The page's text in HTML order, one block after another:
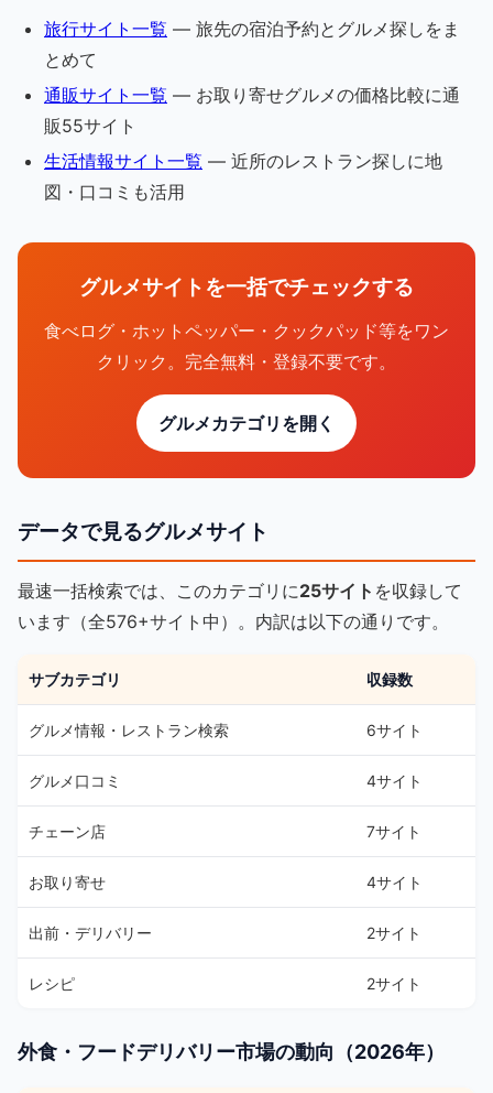
旅行サイト一覧 — 旅先の宿泊予約とグルメ探しをま
とめて
通販サイト一覧 — お取り寄せグルメの価格比較に通
販55サイト
生活情報サイト一覧 — 近所のレストラン探しに地
図・口コミも活用
グルメサイトを一括でチェックする
食べログ・ホットペッパー・クックパッド等をワン
クリック。完全無料・登録不要です。
グルメカテゴリを開く
データで見るグルメサイト
最速一括検索では、このカテゴリに25サイト を収録して
います（全576+サイト中）。内訳は以下の通りです。
サブカテゴリ 収録数
グルメ情報・レストラン検索 6サイト
グルメ口コミ 4サイト
チェーン店 7サイト
お取り寄せ 4サイト
出前・デリバリー 2サイト
レシピ 2サイト
外食・フードデリバリー市場の動向（2026年）